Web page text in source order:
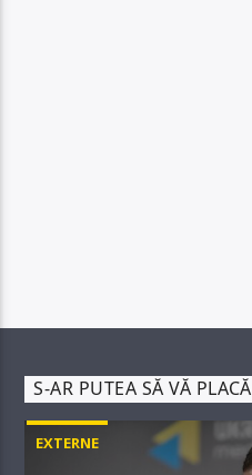
S-AR PUTEA SĂ VĂ PLACĂ
EXTERNE